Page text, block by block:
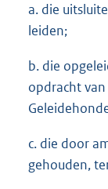
a. die
leiden;
b. die
opdracht
c. die door
gehouden,